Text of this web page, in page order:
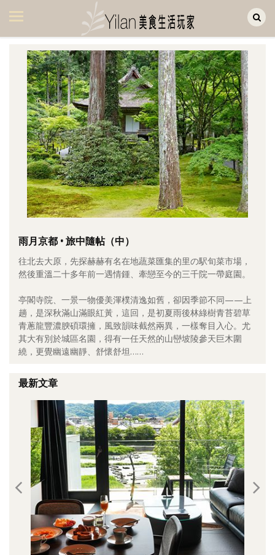
美食集
美飲集
廚房集
旅遊集
旅遊美食集
生活風
書房集
日記簿
餐桌週記
享樂隨手拍
影音區
創意出版服務
關於Yilan
個人著作
活動實況記錄
媒體報導一覽
合作與代言
訂閱電子報
雨月京都 • 旅中隨帖（中）
往北去大原，先探赫赫有名在地蔬菜匯集的里の駅旬菜市場，
然後重溫二十多年前一遇情鍾、牽戀至今的三千院一帶庭園。
亭閣寺院、一景一物優美渾樸清逸如舊，卻因季節不同——上
趟，是深秋滿山滿眼紅黃，這回，是初夏雨後林綠樹青苔碧草
青蔥龍豐濃腴碩環擁，風致韻味截然兩異，一樣奪目入心。尤
其大有別於城區名園，得有一任天然的山巒坡陵參天巨木圍
繞，更覺幽遠幽靜、舒懷舒坦……
最新文章